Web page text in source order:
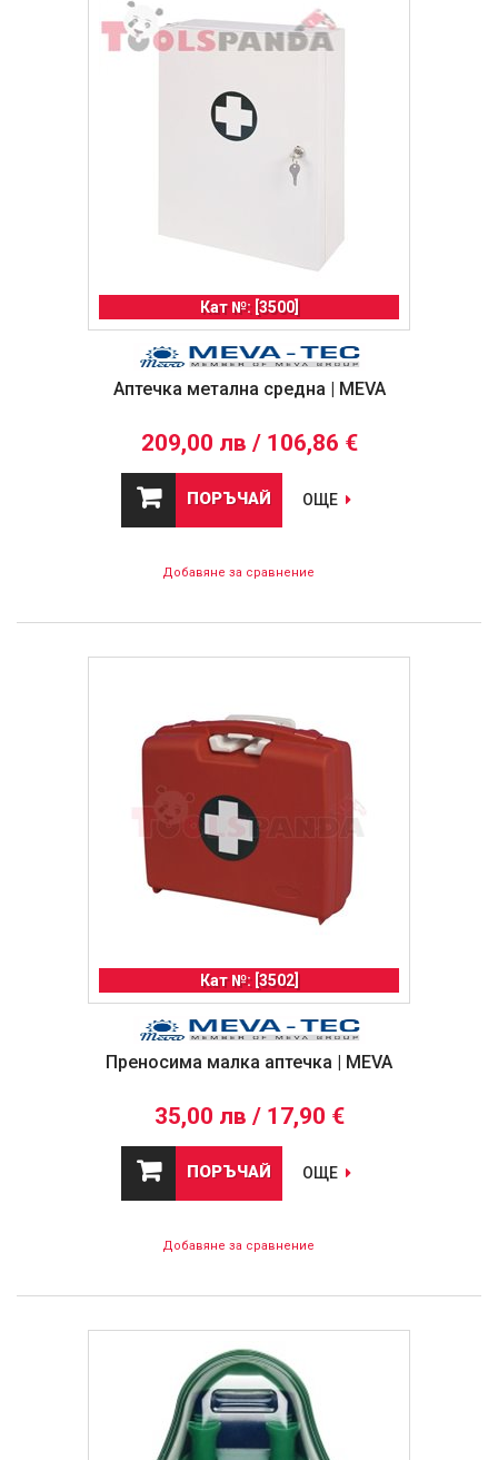
Кат №: [3500]
Аптечка метална средна | MEVA
209,00 лв / 106,86 €
ПОРЪЧАЙ ОЩЕ
Добавяне за сравнение
Кат №: [3502]
Преносима малка аптечка | MEVA
35,00 лв / 17,90 €
ПОРЪЧАЙ ОЩЕ
Добавяне за сравнение